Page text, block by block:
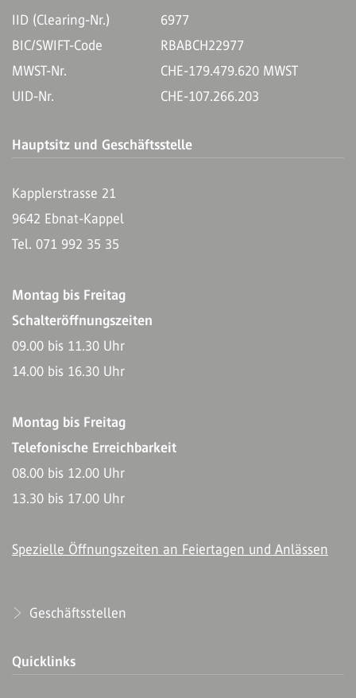
IID (Clearing-Nr.)
6977
BIC/SWIFT-Code
RBABCH22977
MWST-Nr.
CHE-179.479.620 MWST
UID-Nr.
CHE-107.266.203
Hauptsitz und Geschäftsstelle
Kapplerstrasse 21
9642 Ebnat-Kappel
Tel. 071 992 35 35
Montag bis Freitag
Schalteröffnungszeiten
09.00 bis 11.30 Uhr
14.00 bis 16.30 Uhr
Montag bis Freitag
Telefonische Erreichbarkeit
08.00 bis 12.00 Uhr
13.30 bis 17.00 Uhr
Spezielle Öffnungszeiten an Feiertagen und Anlässen
Geschäftsstellen
Quicklinks